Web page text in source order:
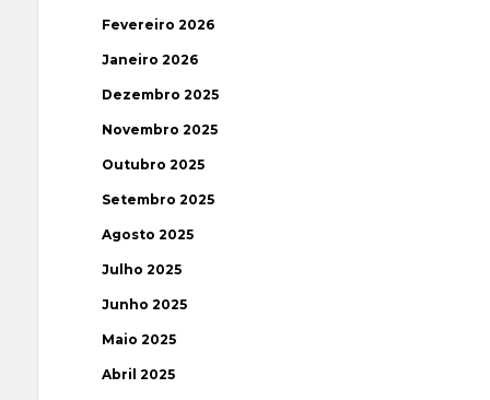
Fevereiro 2026
Janeiro 2026
Dezembro 2025
Novembro 2025
Outubro 2025
Setembro 2025
Agosto 2025
Julho 2025
Junho 2025
Maio 2025
Abril 2025